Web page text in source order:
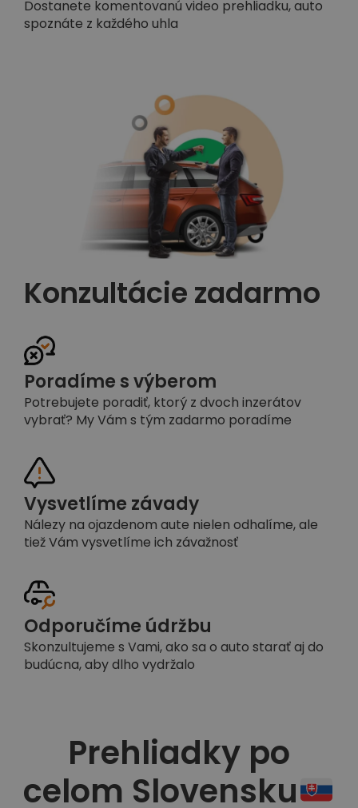
Dostanete komentovanú video prehliadku, auto
spoznáte z každého uhla
Konzultácie zadarmo
Poradíme s výberom
Potrebujete poradiť, ktorý z dvoch inzerátov
vybrať? My Vám s tým zadarmo poradíme
Vysvetlíme závady
Nálezy na ojazdenom aute nielen odhalíme, ale
tiež Vám vysvetlíme ich závažnosť
Odporučíme údržbu
Skonzultujeme s Vami, ako sa o auto starať aj do
budúcna, aby dlho vydržalo
Prehliadky po
celom Slovensku